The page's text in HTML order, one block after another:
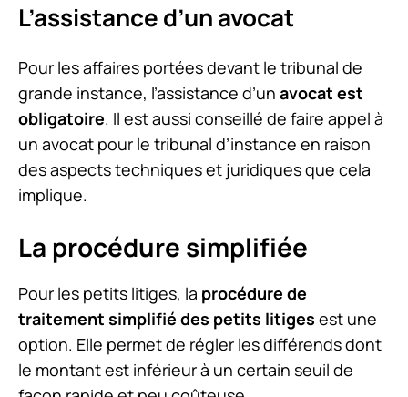
L’assistance d’un avocat
Pour les affaires portées devant le tribunal de
grande instance, l’assistance d’un avocat est
obligatoire. Il est aussi conseillé de faire appel à
un avocat pour le tribunal d’instance en raison
des aspects techniques et juridiques que cela
implique.
La procédure simplifiée
Pour les petits litiges, la procédure de
traitement simplifié des petits litiges est une
option. Elle permet de régler les différends dont
le montant est inférieur à un certain seuil de